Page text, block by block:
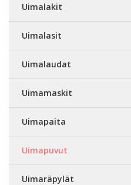
Uimalakit
Uimalasit
Uimalaudat
Uimamaskit
Uimapaita
Uimapuvut
Uimaräpylät